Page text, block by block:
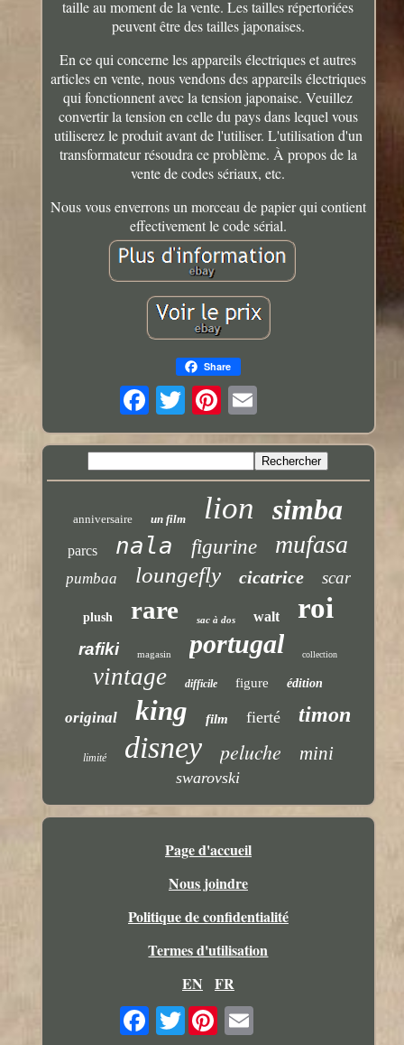
taille au moment de la vente. Les tailles répertoriées
peuvent être des tailles japonaises.
En ce qui concerne les appareils électriques et autres
articles en vente, nous vendons des appareils électriques
qui fonctionnent avec la tension japonaise. Veuillez
convertir la tension en celle du pays dans lequel vous
utiliserez le produit avant de l'utiliser. L'utilisation d'un
transformateur résoudra ce problème. À propos de la
vente de codes sériaux, etc.
Nous vous enverrons un morceau de papier qui contient
effectivement le code sérial.
Share
anniversaire un film lion simba
parcs nala figurine mufasa
pumbaa loungefly cicatrice scar
plush rare sac à dos walt roi
rafiki magasin portugal collection
vintage difficile figure édition
original king film fierté timon
limité disney peluche mini
swarovski
Page d'accueil
Nous joindre
Politique de confidentialité
Termes d'utilisation
EN
FR
Twitter